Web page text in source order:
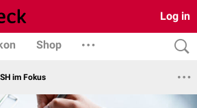
Log in
Shop
im Fokus